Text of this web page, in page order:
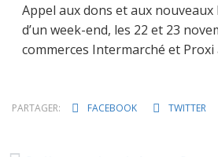
Appel aux dons et aux
d’un week-end, les 22 et 23
commerces Intermarché et Proxi
PARTAGER: FACEBOOK TWITTER